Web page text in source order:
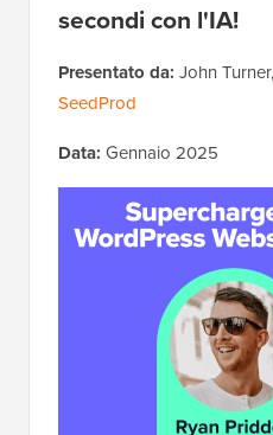
secondi con l'IA!
Presentato da: John
SeedProd
Data: Gennaio 2025